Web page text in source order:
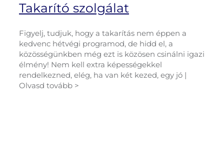
Takarító szolgálat
Figyelj, tudjuk, hogy a takarítás nem éppen a
kedvenc hétvégi programod, de hidd el, a
közösségünkben még ezt is közösen csinálni igazi
élmény! Nem kell extra képességekkel
rendelkezned, elég, ha van két kezed, egy jó |
Olvasd tovább >